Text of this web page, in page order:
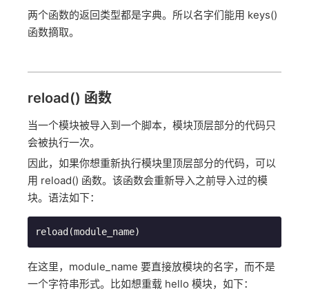
两个函数的返回类型都是字典。所以名字们能用 keys()
函数摘取。
reload() 函数
当一个模块被导入到一个脚本，模块顶层部分的代码只
会被执行一次。
因此，如果你想重新执行模块里顶层部分的代码，可以
用 reload() 函数。该函数会重新导入之前导入过的模
块。语法如下：
reload(module_name)
在这里，module_name 要直接放模块的名字，而不是
一个字符串形式。比如想重载 hello 模块，如下：